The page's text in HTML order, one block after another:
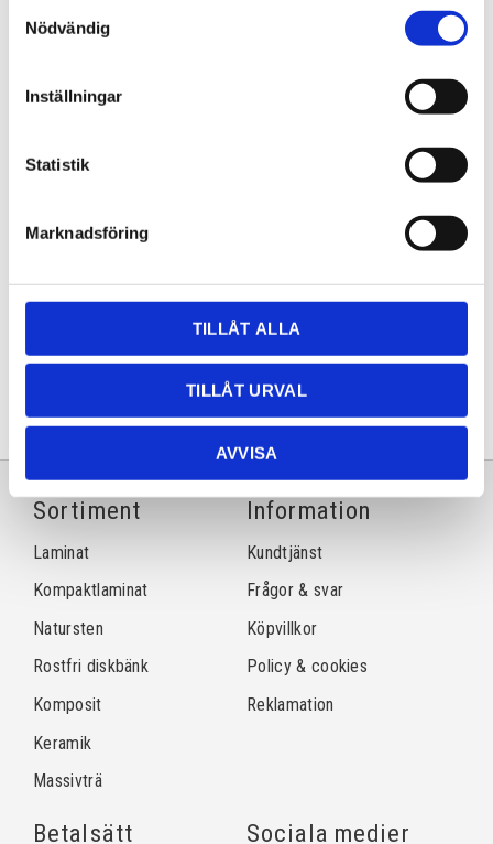
Nödvändig
Inställningar
Statistik
Marknadsföring
TILLÅT ALLA
TILLÅT URVAL
AVVISA
Leveranstid 2-3 veckor
Läs mer
nordic-tech.se/produkt/Radius-80-K-
Nickel
Dela med dig
Facebook
TwitterLinkedInPinterest
Sortiment
Laminat
Kompaktlaminat
Natursten
Rostfri diskbänk
Komposit
Keramik
Massivträ
Information
Kundtjänst
Frågor & svar
Köpvillkor
Policy & cookies
Reklamation
Betalsätt Sociala medier